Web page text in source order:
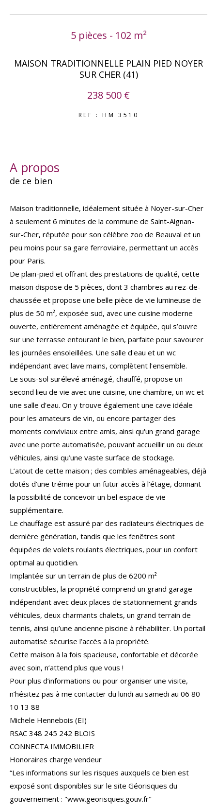
5 pièces - 102 m²
MAISON TRADITIONNELLE PLAIN PIED NOYER
SUR CHER (41)
238 500 €
REF : HM 3510
a propos
de ce bien
Maison traditionnelle, idéalement située à Noyer-sur-Cher
à seulement 6 minutes de la commune de Saint-Aignan-
sur-Cher, réputée pour son célèbre zoo de Beauval et un
peu moins pour sa gare ferroviaire, permettant un accès
pour Paris.
De plain-pied et offrant des prestations de qualité, cette
maison dispose de 5 pièces, dont 3 chambres au rez-de-
chaussée et propose une belle pièce de vie lumineuse de
plus de 50 m², exposée sud, avec une cuisine moderne
ouverte, entièrement aménagée et équipée, qui s’ouvre
sur une terrasse entourant le bien, parfaite pour savourer
les journées ensoleillées. Une salle d'eau et un wc
indépendant avec lave mains, complètent l'ensemble.
Le sous-sol surélevé aménagé, chauffé, propose un
second lieu de vie avec une cuisine, une chambre, un wc et
une salle d'eau. On y trouve également une cave idéale
pour les amateurs de vin, ou encore partager des
moments conviviaux entre amis, ainsi qu'un grand garage
avec une porte automatisée, pouvant accueillir un ou deux
véhicules, ainsi qu’une vaste surface de stockage.
L’atout de cette maison ; des combles aménageables, déjà
dotés d’une trémie pour un futur accès à l’étage, donnant
la possibilité de concevoir un bel espace de vie
supplémentaire.
Le chauffage est assuré par des radiateurs électriques de
dernière génération, tandis que les fenêtres sont
équipées de volets roulants électriques, pour un confort
optimal au quotidien.
Implantée sur un terrain de plus de 6200 m²
constructibles, la propriété comprend un grand garage
indépendant avec deux places de stationnement grands
véhicules, deux charmants chalets, un grand terrain de
tennis, ainsi qu’une ancienne piscine à réhabiliter. Un portail
automatisé sécurise l’accès à la propriété.
Cette maison à la fois spacieuse, confortable et décorée
avec soin, n’attend plus que vous !
Pour plus d’informations ou pour organiser une visite,
n’hésitez pas à me contacter du lundi au samedi au 06 80
10 13 88
Michele Hennebois (EI)
RSAC 348 245 242 BLOIS
CONNECTA IMMOBILIER
Honoraires charge vendeur
“Les informations sur les risques auxquels ce bien est
exposé sont disponibles sur le site Géorisques du
gouvernement : "www.georisques.gouv.fr"